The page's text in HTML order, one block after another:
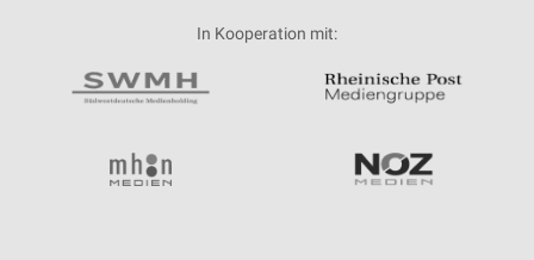
In Kooperation mit: